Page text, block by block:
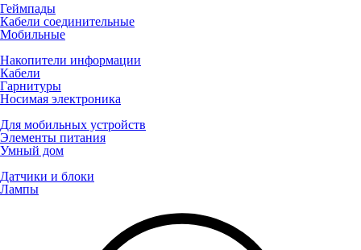
Геймпады
Кабели соединительные
Мобильные
Накопители информации
Кабели
Гарнитуры
Носимая электроника
Для мобильных устройств
Элементы питания
Умный дом
Датчики и блоки
Лампы